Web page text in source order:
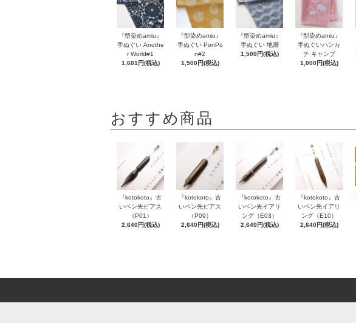
『型染めamiu』
手ぬぐい Anothe
r World#1
1,601円(税込)
『型染めamiu』
手ぬぐい PonPo
n#2
1,500円(税込)
『型染めamiu』
手ぬぐい 地層
1,500円(税込)
『型染めamiu』
手ぬぐいハンカ
チ キャンプ
1,000円(税込)
おすすめ商品
『kotokoto』古
いペン先ピアス
（P01）
2,640円(税込)
『kotokoto』古
いペン先ピアス
（P09）
2,640円(税込)
『kotokoto』古
いペン先イアリ
ング（E03）
2,640円(税込)
『kotokoto』古
いペン先イアリ
ング（E10）
2,640円(税込)